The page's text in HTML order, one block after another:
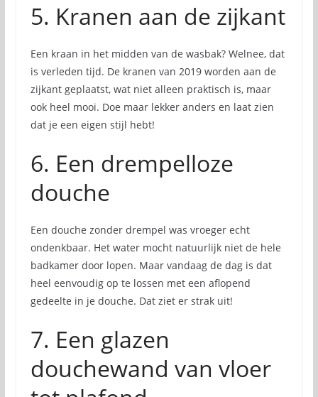
5. Kranen aan de zijkant
Een kraan in het midden van de wasbak? Welnee, dat
is verleden tijd. De kranen van 2019 worden aan de
zijkant geplaatst, wat niet alleen praktisch is, maar
ook heel mooi. Doe maar lekker anders en laat zien
dat je een eigen stijl hebt!
6. Een drempelloze
douche
Een douche zonder drempel was vroeger echt
ondenkbaar. Het water mocht natuurlijk niet de hele
badkamer door lopen. Maar vandaag de dag is dat
heel eenvoudig op te lossen met een aflopend
gedeelte in je douche. Dat ziet er strak uit!
7. Een glazen
douchewand van vloer